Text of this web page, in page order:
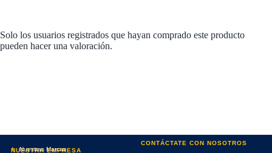
Solo los usuarios registrados que hayan comprado este producto
pueden hacer una valoración.
NUESTRA EMPRESA
Nuestras Marcas
CONTÁCTATE CON NOSOTROS